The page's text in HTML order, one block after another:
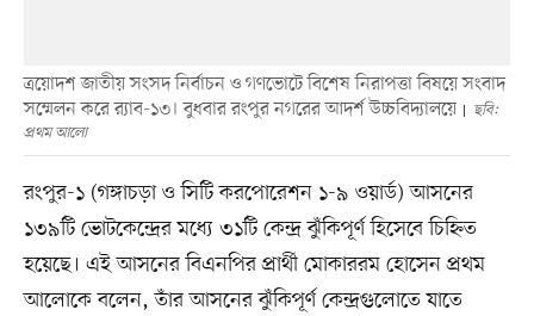
ত্রয়োদশ জাতীয় সংসদ নির্বাচন ও গণভোটে বিশেষ নিরাপত্তা বিষয়ে সংবাদ
সম্মেলন করে র‍্যাব-১৩। বুধবার রংপুর নগরের আদর্শ উচ্চবিদ্যালয়ে
ছবি:
প্রথম আলো
রংপুর-১ (গঙ্গাচড়া ও সিটি করপোরেশন ১-৯ ওয়ার্ড) আসনের
১৩৯টি ভোটকেন্দ্রের মধ্যে ৩১টি কেন্দ্র ঝুঁকিপূর্ণ হিসেবে চিহ্নিত
হয়েছে। এই আসনের বিএনপির প্রার্থী মোকাররম হোসেন প্রথম
আলোকে বলেন, তাঁর আসনের ঝুঁকিপূর্ণ কেন্দ্রগুলোতে যাতে